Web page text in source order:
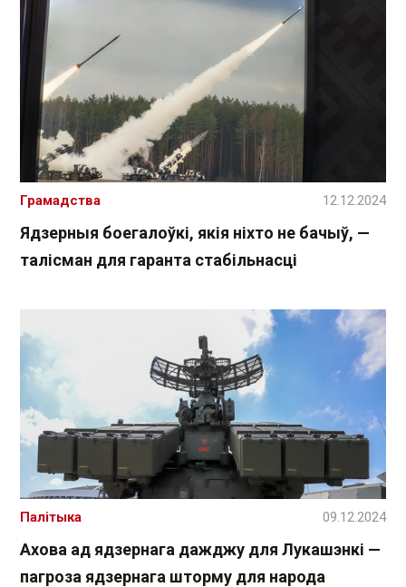
Ядзерныя боегалоўкі, якія ніхто не бачыў, —
талісман для гаранта стабільнасці
Грамадства 12.12.2024
Ахова ад ядзернага дажджу для Лукашэнкі —
пагроза ядзернага шторму для народа
Палітыка 09.12.2024